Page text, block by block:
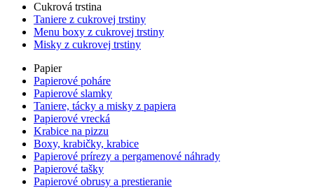
Cukrová trstina
Taniere z cukrovej trstiny
Menu boxy z cukrovej trstiny
Misky z cukrovej trstiny
Papier
Papierové poháre
Papierové slamky
Taniere, tácky a misky z papiera
Papierové vrecká
Krabice na pizzu
Boxy, krabičky, krabice
Papierové prírezy a pergamenové náhrady
Papierové tašky
Papierové obrusy a prestieranie